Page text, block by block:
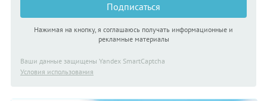
Подписаться
Нажимая на кнопку, я соглашаюсь получать информационные и
рекламные материалы
Ваши данные защищены Yandex SmartCaptcha
Условия использования